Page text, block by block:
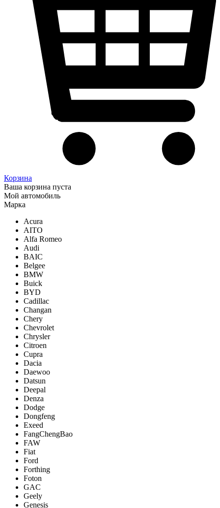
Корзина
Ваша корзина пуста
Мой автомобиль
Марка
Acura
AITO
Alfa Romeo
Audi
BAIC
Belgee
BMW
Buick
BYD
Cadillac
Changan
Chery
Chevrolet
Chrysler
Citroen
Cupra
Dacia
Daewoo
Datsun
Deepal
Denza
Dodge
Dongfeng
Exeed
FangChengBao
FAW
Fiat
Ford
Forthing
Foton
GAC
Geely
Genesis